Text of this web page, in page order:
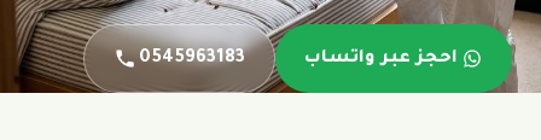
احجز عبر واتساب 0545963183